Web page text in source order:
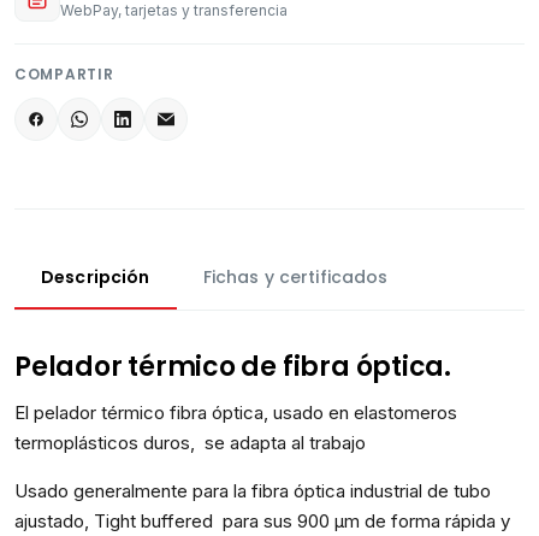
WebPay, tarjetas y transferencia
COMPARTIR
Descripción Fichas y certificados
Pelador térmico de fibra óptica.
El pelador térmico fibra óptica, usado en elastomeros
termoplásticos duros, se adapta al trabajo
Usado generalmente para la fibra óptica industrial de tubo
ajustado, Tight buffered para sus 900 µm de forma rápida y